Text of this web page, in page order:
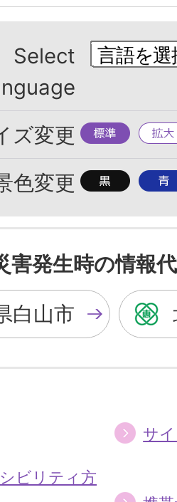
Select
ズ変更 標
準
拡
大
色変更 背
色
を
黒
色
に
背
色
を
青
色
に
害発生時の情報
白山市
サ
ビリティ方